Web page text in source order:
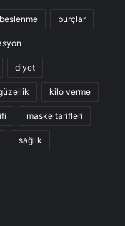
beslenme burçlar
diyet
kilo verme
maske tarifleri
sağlık